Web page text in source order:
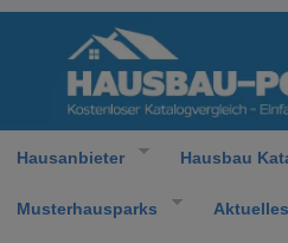
Hausanbieter Hausbau
Musterhausparks Aktuelles